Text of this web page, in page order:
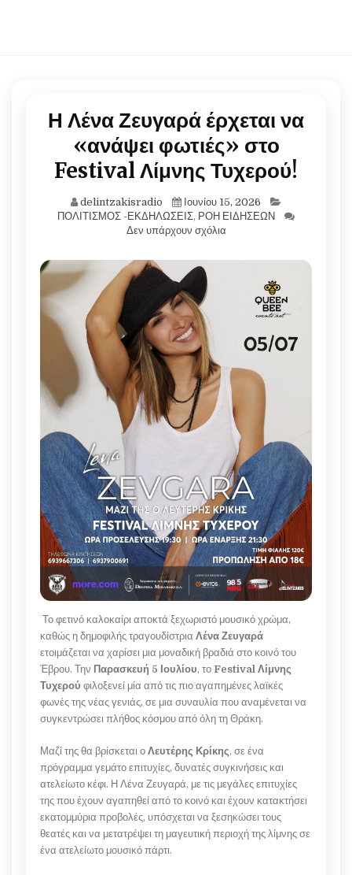
Η Λένα Ζευγαρά έρχεται να
«ανάψει φωτιές» στο
Festival Λίμνης Τυχερού!
delintzakisradio
Ιουνίου 15, 2026
ΠΟΛΙΤΙΣΜΟΣ -ΕΚΔΗΛΩΣΕΙΣ, ΡΟΗ ΕΙΔΗΣΕΩΝ
Δεν υπάρχουν σχόλια
Το φετινό καλοκαίρι αποκτά ξεχωριστό μουσικό χρώμα,
καθώς η δημοφιλής τραγουδίστρια Λένα Ζευγαρά
ετοιμάζεται να χαρίσει μια μοναδική βραδιά στο κοινό του
Έβρου. Την Παρασκευή 5 Ιουλίου, το Festival Λίμνης
Τυχερού φιλοξενεί μία από τις πιο αγαπημένες λαϊκές
φωνές της νέας γενιάς, σε μια συναυλία που αναμένεται να
συγκεντρώσει πλήθος κόσμου από όλη τη Θράκη.
Μαζί της θα βρίσκεται ο Λευτέρης Κρίκης, σε ένα
πρόγραμμα γεμάτο επιτυχίες, δυνατές συγκινήσεις και
ατελείωτο κέφι. Η Λένα Ζευγαρά, με τις μεγάλες επιτυχίες
της που έχουν αγαπηθεί από το κοινό και έχουν κατακτήσει
εκατομμύρια προβολές, υπόσχεται να ξεσηκώσει τους
θεατές και να μετατρέψει τη μαγευτική περιοχή της λίμνης σε
ένα ατελείωτο μουσικό πάρτι.